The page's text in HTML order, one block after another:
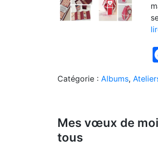
Catégorie : Albums,
Mes vœux de
tous